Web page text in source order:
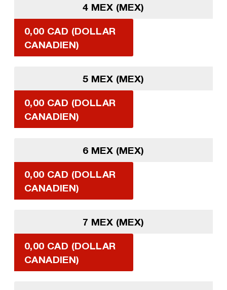
4 MEX (MEX)
0,00 CAD (DOLLAR
CANADIEN)
5 MEX (MEX)
0,00 CAD (DOLLAR
CANADIEN)
6 MEX (MEX)
0,00 CAD (DOLLAR
CANADIEN)
7 MEX (MEX)
0,00 CAD (DOLLAR
CANADIEN)